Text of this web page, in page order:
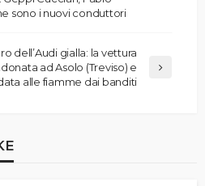
sono i nuovi conduttori
dell’Audi gialla: la vettura
ad Asolo (Treviso) e
alle fiamme dai banditi